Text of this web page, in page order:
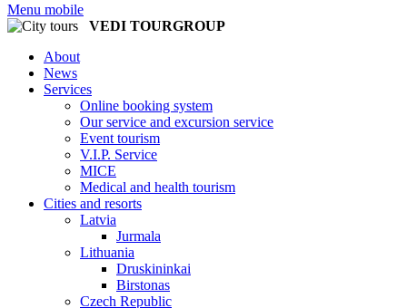
Menu mobile
VEDI TOURGROUP
About
News
Services
Online booking system
Our service and excursion service
Event tourism
V.I.P. Service
MICE
Medical and health tourism
Cities and resorts
Latvia
Jurmala
Lithuania
Druskininkai
Birstonas
Czech Republic